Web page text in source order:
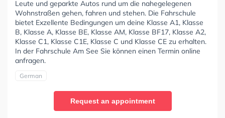
Leute und geparkte Autos rund um die nahegelegenen
Wohnstraßen gehen, fahren und stehen. Die Fahrschule
bietet Exzellente Bedingungen um deine Klasse A1, Klasse
B, Klasse A, Klasse BE, Klasse AM, Klasse BF17, Klasse A2,
Klasse C1, Klasse C1E, Klasse C und Klasse CE zu erhalten.
In der Fahrschule Am See Sie können einen Termin online
anfragen.
German
Request an appointment